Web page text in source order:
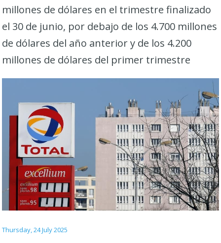
millones de dólares en el trimestre finalizado
el 30 de junio, por debajo de los 4.700 millones
de dólares del año anterior y de los 4.200
millones de dólares del primer trimestre
Thursday, 24 July 2025